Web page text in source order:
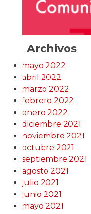
Archivos
mayo 2022
abril 2022
marzo 2022
febrero 2022
enero 2022
diciembre 2021
noviembre 2021
octubre 2021
septiembre 2021
agosto 2021
julio 2021
junio 2021
mayo 2021